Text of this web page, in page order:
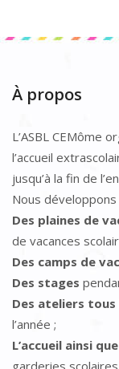
À propos
L’ASBL CEMôme
l’accueil
jusqu’à la fin de
Nous développons
Des plaines de
de vacances
Des camps de
Des stages
Des ateliers
l’année ;
L’accueil ainsi